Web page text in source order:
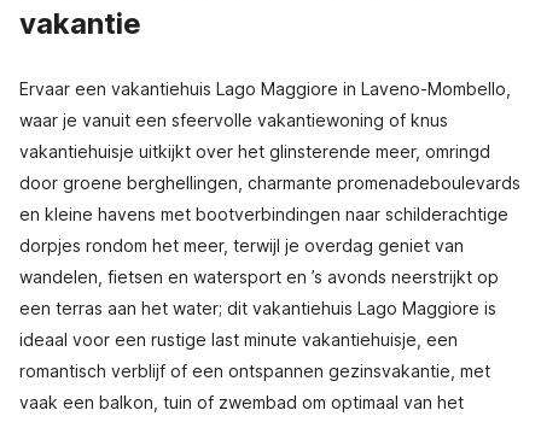
vakantie
Ervaar een vakantiehuis Lago Maggiore in Laveno-Mombello,
waar je vanuit een sfeervolle vakantiewoning of knus
vakantiehuisje uitkijkt over het glinsterende meer, omringd
door groene berghellingen, charmante promenadeboulevards
en kleine havens met bootverbindingen naar schilderachtige
dorpjes rondom het meer, terwijl je overdag geniet van
wandelen, fietsen en watersport en ’s avonds neerstrijkt op
een terras aan het water; dit vakantiehuis Lago Maggiore is
ideaal voor een rustige last minute vakantiehuisje, een
romantisch verblijf of een ontspannen gezinsvakantie, met
vaak een balkon, tuin of zwembad om optimaal van het